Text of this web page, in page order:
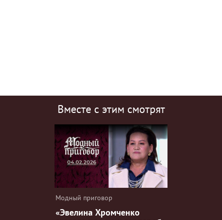
Вместе с этим смотрят
Модный приговор
«Эвелина Хромченко